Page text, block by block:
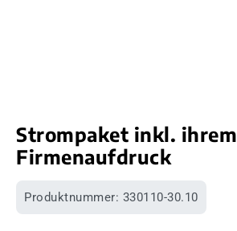
Strompaket inkl. ihrem
Firmenaufdruck
Produktnummer: 330110-30.10